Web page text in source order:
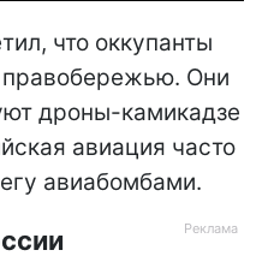
что оккупанты
Они
дроны-камикадзе
авиация часто
авиабомбами.